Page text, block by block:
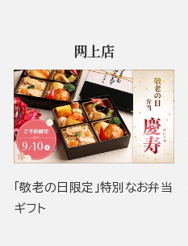
网上店
「敬老の日限定」特別なお弁当
ギフト